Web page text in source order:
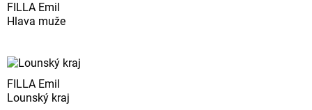
FILLA Emil
Hlava muže
FILLA Emil
Lounský kraj